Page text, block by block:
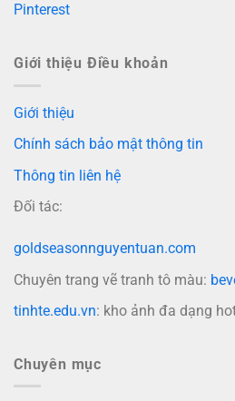
Pinterest
Giới thiệu Điều khoản
Giới thiệu
Chính sách bảo mật thông tin
Thông tin liên hệ
Đối tác:
goldseasonnguyentuan.com
Chuyên trang vẽ tranh tô màu:
tinhte.edu.vn: kho ảnh đa dạng
Chuyên mục